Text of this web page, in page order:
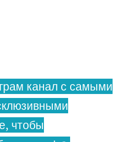
канал с самыми
чтобы